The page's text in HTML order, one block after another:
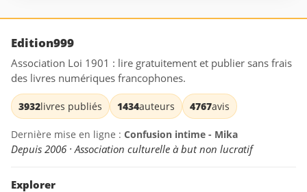
Edition999
Association Loi 1901 : lire gratuitement et publier sans frais
des livres numériques francophones.
3932livres publiés 1434auteurs 4767avis
Dernière mise en ligne : Confusion intime - Mika
Depuis 2006 · Association culturelle à but non lucratif
Explorer